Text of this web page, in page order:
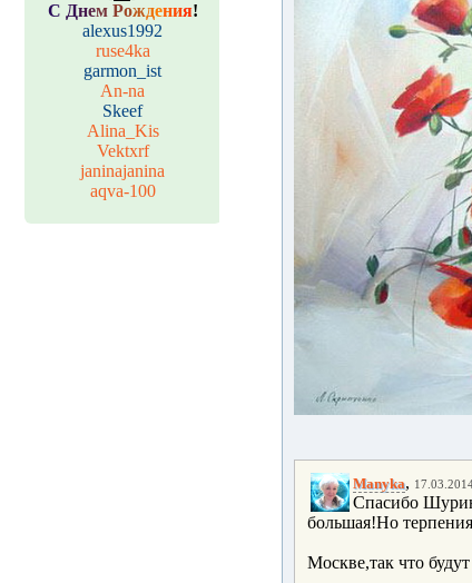
С Днем Рождения!
alexus1992
ruse4ka
garmon_ist
An-na
Skeef
Alina_Kis
Vektxrf
janinajanina
aqva-100
Manyka,
Спасибо
большая!Но
Москве,так что